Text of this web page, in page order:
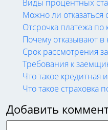
Виды процентных
Можно ли отказаться
Отсрочка платежа по
Почему отказывают в
Срок рассмотрения
Требования к
Что такое кредитная
Что такое страховка
Добавить